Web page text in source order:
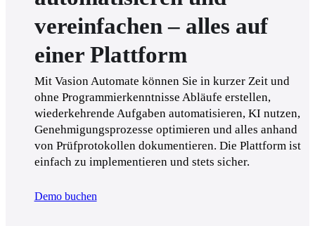
vereinfachen – alles auf
einer Plattform
Mit Vasion Automate können Sie in kurzer Zeit und
ohne Programmierkenntnisse Abläufe erstellen,
wiederkehrende Aufgaben automatisieren, KI nutzen,
Genehmigungsprozesse optimieren und alles anhand
von Prüfprotokollen dokumentieren. Die Plattform ist
einfach zu implementieren und stets sicher.
Demo buchen